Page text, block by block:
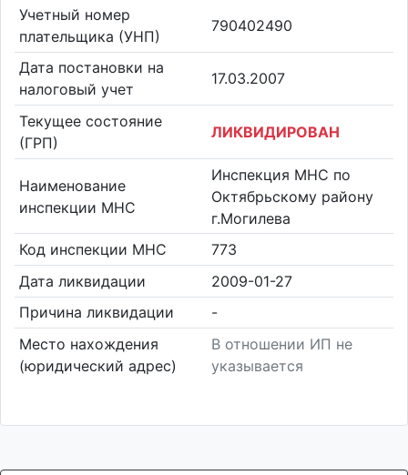
Учетный номер
плательщика (УНП)
790402490
Дата постановки на
налоговый учет
17.03.2007
Текущее состояние
(ГРП)
ЛИКВИДИРОВАН
Наименование
инспекции МНС
Инспекция МНС по
Октябрьскому району
г.Могилева
Код инспекции МНС
773
Дата ликвидации
2009-01-27
Причина ликвидации
-
Место нахождения
(юридический адрес)
В отношении ИП не
указывается